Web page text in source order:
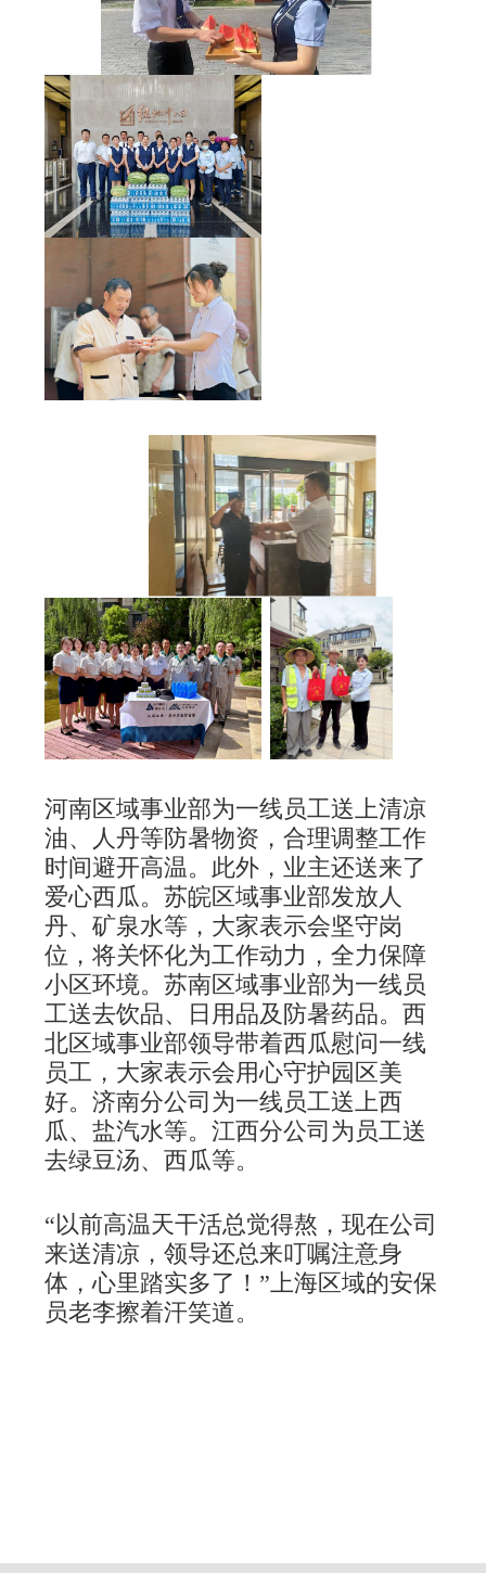
河南区域事业部为一线员工送上清凉
油、人丹等防暑物资，合理调整工作
时间避开高温。此外，业主还送来了
爱心西瓜。 苏皖区域事业部发放人
丹、矿泉水等，大家表示会坚守岗
位，将关怀化为工作动力，全力保障
小区环境。 苏南区域事业部为一线员
工送去饮品、日用品及防暑药品。 西
北区域事业部领导带着西瓜慰问一线
员工，大家表示会用心守护园区美
好。 济南分公司为一线员工送上西
瓜、盐汽水等。 江西分公司为员工送
去绿豆汤、西瓜等。
“以前高温天干活总觉得熬，现在公司
来送清凉，领导还总来叮嘱注意身
体，心里踏实多了！”上海区域的安保
员老李擦着汗笑道。